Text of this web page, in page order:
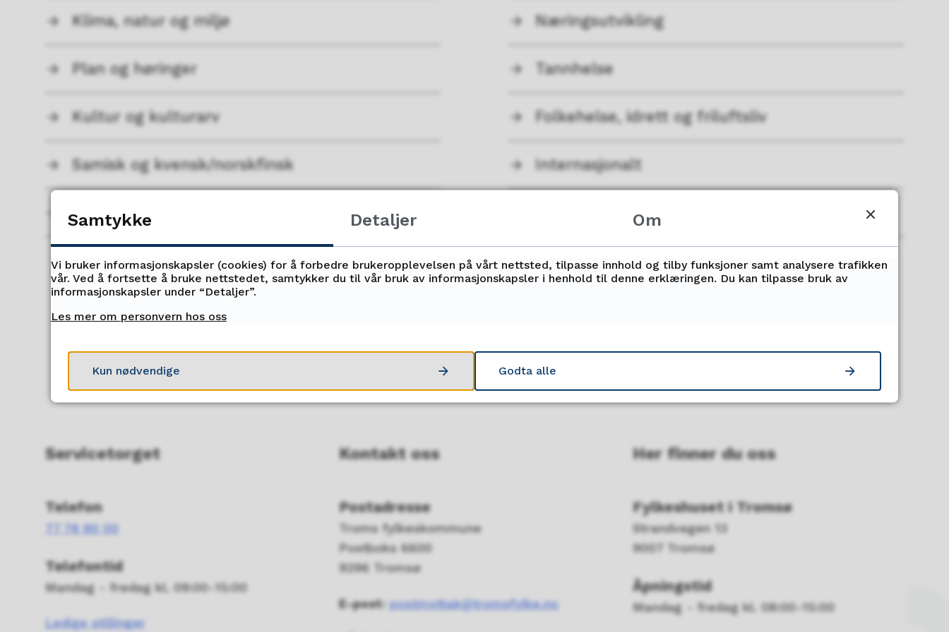
Klima, natur og miljø Næringsutvikling
Plan og høringer Tannhelse
Kultur og kulturarv Folkehelse, idrett og friluftsliv
Samisk og kvensk/norskfinsk Internasjonalt
Tilskudd, stipend og priser
Servicetorget
Telefon
77 78 80 00
Telefontid
Mandag - fredag kl. 09:00-15:00
Ledige stillinger
Kontakt oss
Postadresse
Troms fylkeskommune
Postboks 6600
9296 Tromsø
E-post: postmottak@tromsfylke.no
Her finner du oss
Fylkeshuset i Tromsø
Strandvegen 13
9007 Tromsø
Åpningstid
Mandag - fredag kl. 08:00-15:00
Samtykke Detaljer Om
Vi bruker informasjonskapsler (cookies) for å forbedre brukeropplevelsen på vårt nettsted, tilpasse innhold og tilby funksjoner samt analysere trafikken
vår. Ved å fortsette å bruke nettstedet, samtykker du til vår bruk av informasjonskapsler i henhold til denne erklæringen. Du kan tilpasse bruk av
informasjonskapsler under “Detaljer”.
Les mer om personvern hos oss
Kun nødvendige Godta alle